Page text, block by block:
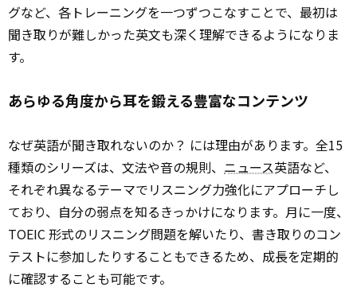
グなど、各トレーニングを一つずつこなすことで、最初は
聞き取りが難しかった英文も深く理解できるようになりま
す。
あらゆる角度から耳を鍛える豊富なコンテンツ
なぜ英語が聞き取れないのか？ には理由があります。全15
種類のシリーズは、文法や音の規則、 ニュース英語など、
それぞれ異なるテーマでリスニング力強化にアプローチし
ており、自分の弱点を知るきっかけになります。月に一度、
TOEIC 形式のリスニング問題を解いたり、書き取りのコン
テストに参加したりすることもできるため、成長を定期的
に確認することも可能です。